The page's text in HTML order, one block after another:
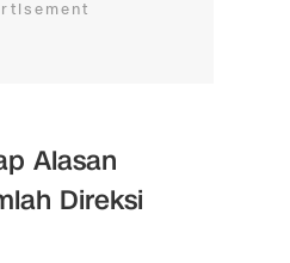
Alasan
Direksi